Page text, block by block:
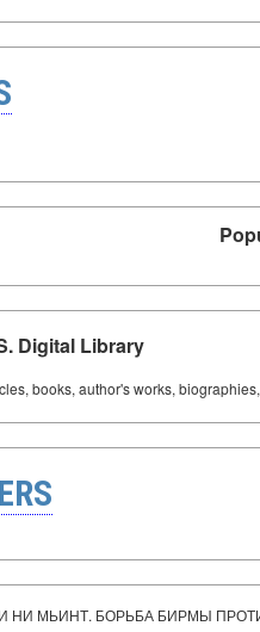
Digital Library
books, author's works,
НИ МЬИНТ. БОРЬБА БИРМЫ